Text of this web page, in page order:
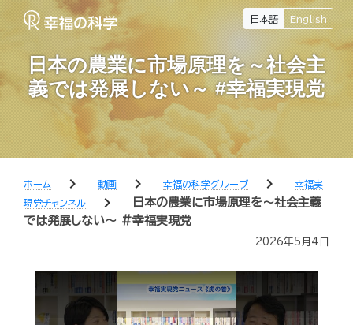
日本語 English
日本の農業に市場原理を～社会主
義では発展しない～ #幸福実現党
ホーム chevron_right 動画 chevron_right 幸福の科学グループ chevron_right
幸福実
現党チャンネル
chevron_right
日本の農業に市場原理を～社会主義
では発展しない～ #幸福実現党
2026年5月4日